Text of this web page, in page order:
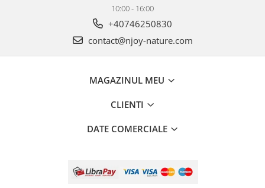
10:00 - 16:00
+40746250830
contact@njoy-nature.com
MAGAZINUL MEU
CLIENTI
DATE COMERCIALE